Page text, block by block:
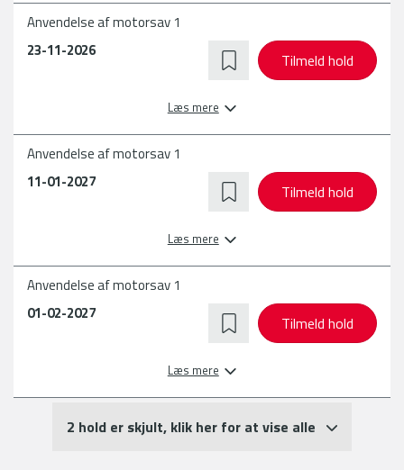
23-11-2026
Anvendelse af motorsav 1
Læs mere
Tilmeld hold
11-01-2027
Anvendelse af motorsav 1
Læs mere
Tilmeld hold
01-02-2027
Anvendelse af motorsav 1
Læs mere
Tilmeld hold
2 hold er skjult, klik her for at vise alle